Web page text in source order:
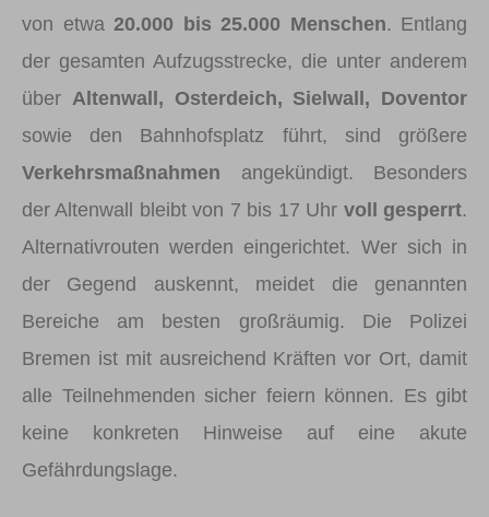
von etwa 20.000 bis 25.000 Menschen. Entlang
der gesamten Aufzugsstrecke, die unter anderem
über Altenwall, Osterdeich, Sielwall, Doventor
sowie den Bahnhofsplatz führt, sind größere
Verkehrsmaßnahmen angekündigt. Besonders
der Altenwall bleibt von 7 bis 17 Uhr voll gesperrt.
Alternativrouten werden eingerichtet. Wer sich in
der Gegend auskennt, meidet die genannten
Bereiche am besten großräumig. Die Polizei
Bremen ist mit ausreichend Kräften vor Ort, damit
alle Teilnehmenden sicher feiern können. Es gibt
keine konkreten Hinweise auf eine akute
Gefährdungslage.